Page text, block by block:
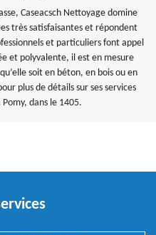
Caseacsch Nettoyage domine
très satisfaisantes et répondent
et particuliers font appel
et polyvalente, il est en mesure
soit en béton, en bois ou en
plus de détails sur ses services
dans le 1405.